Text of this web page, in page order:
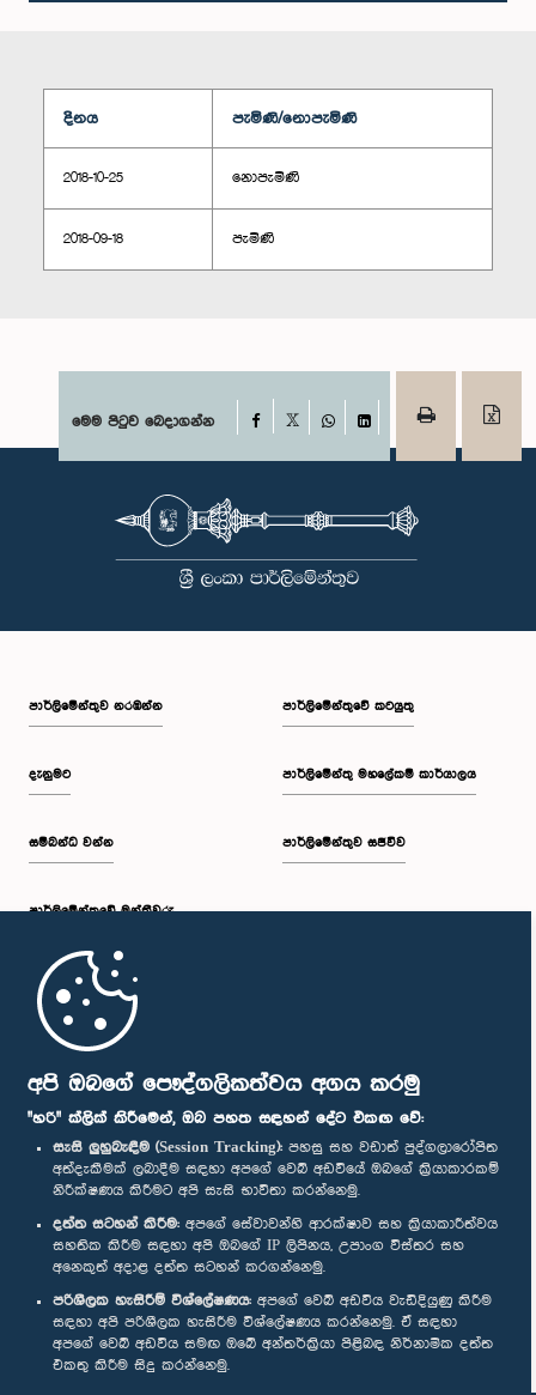
අපි ඔබගේ පෞද්ගලිකත්වය අගය කරමු
"හරි" ක්ලික් කිරීමෙන්, ඔබ පහත සඳහන් දේට එකඟ වේ:
සැසි ලුහුබැඳීම (Session Tracking): පහසු සහ වඩාත් පුද්ගලාරෝපිත
අත්දැකීමක් ලබාදීම සඳහා අපගේ වෙබ් අඩවියේ ඔබගේ ක්‍රියාකාරකම්
නිරීක්ෂණය කිරීමට අපි සැසි භාවිතා කරන්නෙමු.
දත්ත සටහන් කිරීම: අපගේ සේවාවන්හි ආරක්ෂාව සහ ක්‍රියාකාරීත්වය
සහතික කිරීම සඳහා අපි ඔබගේ IP ලිපිනය, උපාංග විස්තර සහ
අනෙකුත් අදාළ දත්ත සටහන් කරගන්නෙමු.
පරිශීලක හැසිරීම් විශ්ලේෂණය: අපගේ වෙබ් අඩවිය වැඩිදියුණු කිරීම
සඳහා අපි පරිශීලක හැසිරීම විශ්ලේෂණය කරන්නෙමු. ඒ සඳහා
අපගේ වෙබ් අඩවිය සමඟ ඔබේ අන්තර්ක්‍රියා පිළිබඳ නිර්නාමික දත්ත
එකතු කිරීම සිදු කරන්නෙමු.
දිනය පැමිණි/නොපැමිණි
2018-10-25 නොපැමිණි
2018-09-18 පැමිණි
මෙම පිටුව බෙදාගන්න Facebook
WhatsAppLinkedIn
පාර්ලි‌මේන්තුව නරඹන්න
දැනුමට
සම්බන්ධ වන්න
පාර්ලි‌මේන්තුවේ මන්ත්‍රීවරු
මුල් පිටුව
පාර්ලිමේන්තුවේ කටයුතු
පාර්ලිමේන්තු මහලේකම් කාර්යාලය
පාර්ලිමේන්තුව සජීවීව
පාර්ලිමේන්තු ජංගම යෙදුම
අප හා සම්බන්ධ වී සිටින්න :
සම්මාන
පෞද්ගලිකත්ව ප්‍රතිපත්තිය